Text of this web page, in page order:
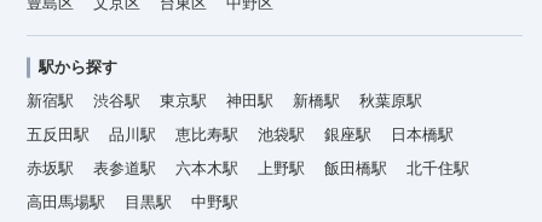
駅から探す
新宿駅
渋谷駅 東京駅 神田駅 新橋駅
秋葉原駅
五反田駅
品川駅 恵比寿駅 池袋駅 銀座駅
日本橋駅
赤坂駅
表参道駅 六本木駅 上野駅 飯田橋駅
北千住駅
高田馬場駅
目黒駅 中野駅